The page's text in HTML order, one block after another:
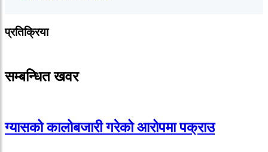
प्रतिक्रिया
सम्बन्धित खवर
ग्यासको कालोबजारी गरेको आरोपमा पक्राउ